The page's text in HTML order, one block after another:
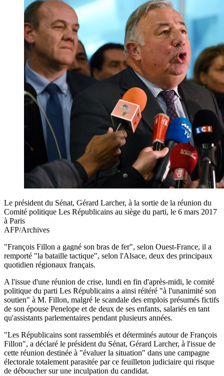
Le président du Sénat, Gérard Larcher, à la sortie de la réunion du
Comité politique Les Républicains au siège du parti, le 6 mars 2017
à Paris
AFP/Archives
"François Fillon a gagné son bras de fer", selon Ouest-France, il a
remporté "la bataille tactique", selon l'Alsace, deux des principaux
quotidien régionaux français.
A l'issue d'une réunion de crise, lundi en fin d'après-midi, le comité
politique du parti Les Républicains a ainsi réitéré "à l'unanimité son
soutien" à M. Fillon, malgré le scandale des emplois présumés fictifs
de son épouse Penelope et de deux de ses enfants, salariés en tant
qu'assistants parlementaires pendant plusieurs années.
"Les Républicains sont rassemblés et déterminés autour de François
Fillon", a déclaré le président du Sénat, Gérard Larcher, à l'issue de
cette réunion destinée à "évaluer la situation" dans une campagne
électorale totalement parasitée par ce feuilleton judiciaire qui risque
de déboucher sur une inculpation du candidat.